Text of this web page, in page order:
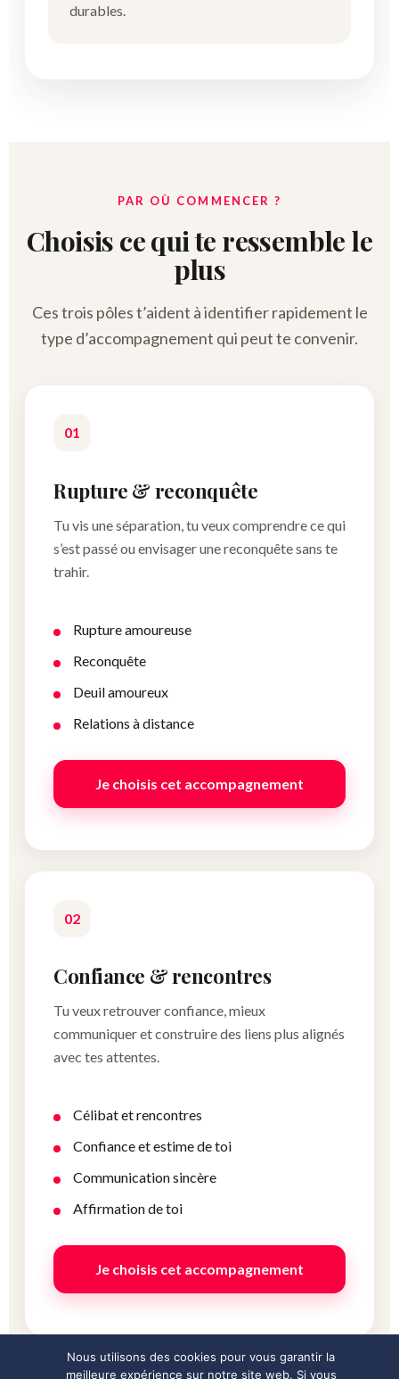
durables.
PAR OÙ COMMENCER ?
Choisis ce qui te ressemble le
plus
Ces trois pôles t’aident à identifier rapidement le
type d’accompagnement qui peut te convenir.
01
Rupture & reconquête
Tu vis une séparation, tu veux comprendre ce qui
s’est passé ou envisager une reconquête sans te
trahir.
Rupture amoureuse
Reconquête
Deuil amoureux
Relations à distance
Je choisis cet accompagnement
02
Confiance & rencontres
Tu veux retrouver confiance, mieux
communiquer et construire des liens plus alignés
avec tes attentes.
Célibat et rencontres
Confiance et estime de toi
Communication sincère
Affirmation de toi
Je choisis cet accompagnement
Nous utilisons des cookies pour vous garantir la
meilleure expérience sur notre site web. Si vous